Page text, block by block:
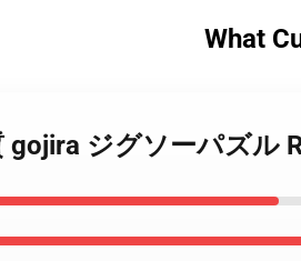
What
ジグソーパズル